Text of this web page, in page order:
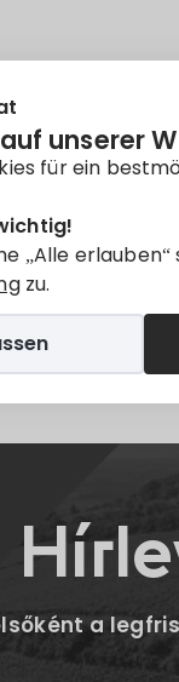
unserer
für ein
„Alle
zu.
verfügbar.
E-mail
a